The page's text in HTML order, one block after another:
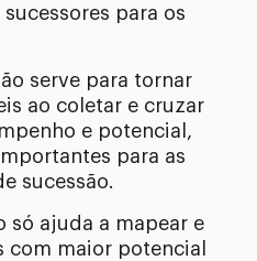
para os
serve para tornar
ao coletar e cruzar
e potencial,
para as
sucessão.
só ajuda a mapear e
com maior potencial